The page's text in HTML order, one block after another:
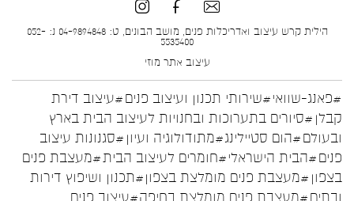
הילית קרש עיצוב ואדריכלות פנים, מושב הבונים, ט: 04-9894848 נ: 052-
5535400
עיצוב אתר מוזי
#פאנג-שוואי#שירותי תכנון ועיצוב פנים#עיצוב דירת
קבלן #סיורים בתערוכות ובחנויות לעיצוב הבית בארץ
ובעולם#הום סטיילינג#מתודולוגיה ועיון #סגנונות עיצוב
פנים#הבית הישראלי#חומרים לעיצוב הבית#מעצבת פנים
בצפון #מעצבת פנים מומלצת בצפון#תכנון ושיפוץ דירות
ובתים#מעצבת פנים מומלצת בחיפה#עיצוב פנים